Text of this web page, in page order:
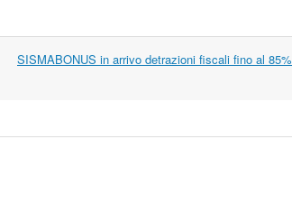
SISMABONUS in arrivo detrazioni fiscali fino al 85%